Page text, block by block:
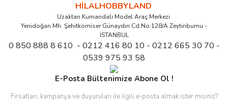
HİLALHOBBYLAND
Uzaktan Kumandalı Model Araç Merkezi
Yenidoğan Mh. Şehitkomiser Günaydın Cd.No:128/A Zeytinburnu -
İSTANBUL
0 850 888 8 610 - 0212 416 80 10 - 0212 665 30 70 -
0539 975 93 58
E-Posta Bültenimize Abone Ol !
Fırsatları, kampanya ve duyuruları ile ilgili e-posta almak ister misiniz?